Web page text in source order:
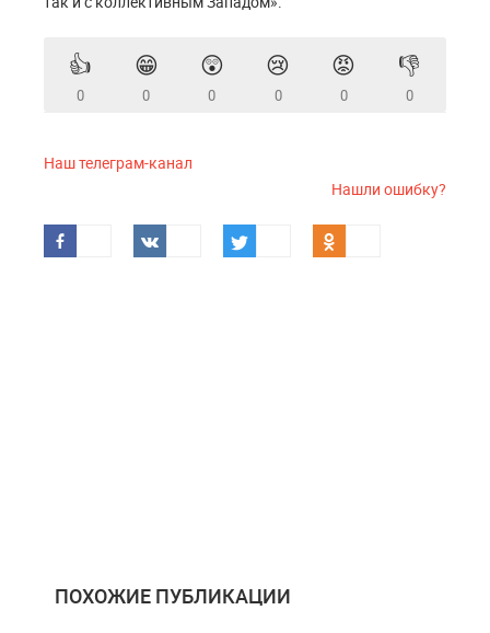
👍
0
😁
0
😲
0
😢
0
😡
0
👎
0
Наш телеграм-канал
Нашли ошибку?
ПОХОЖИЕ ПУБЛИКАЦИИ